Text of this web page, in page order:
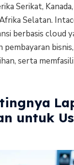
Serikat,
Selatan.
berbasis cloud
pembayaran
serta
untuk